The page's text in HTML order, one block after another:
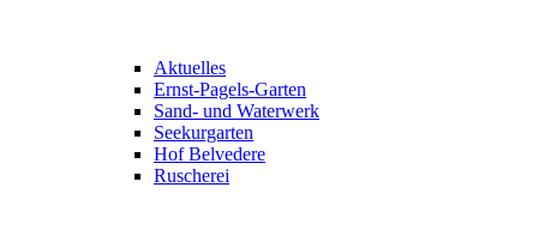
Aktuelles
Ernst-Pagels-Garten
Sand- und Waterwerk
Seekurgarten
Hof Belvedere
Ruscherei